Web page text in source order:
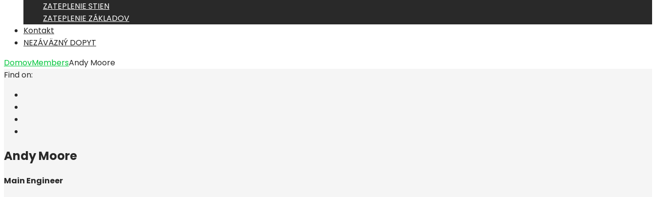
ZATEPLENIE STIEN
ZATEPLENIE ZÁKLADOV
Kontakt
NEZÁVÄZNÝ DOPYT
DomovMembersAndy Moore
Find on:
Andy Moore
Main Engineer